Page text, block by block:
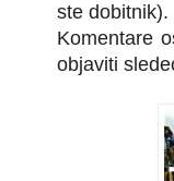
ste dobitnik).
Komentare
objaviti